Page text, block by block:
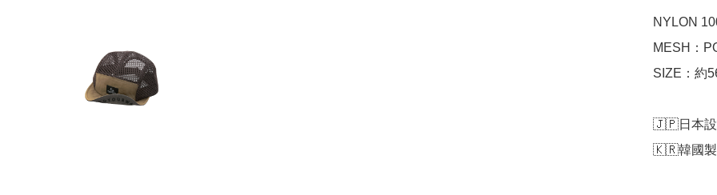
NYLON
MESH：
SIZE：約
🇯🇵日本
🇰🇷韓國製